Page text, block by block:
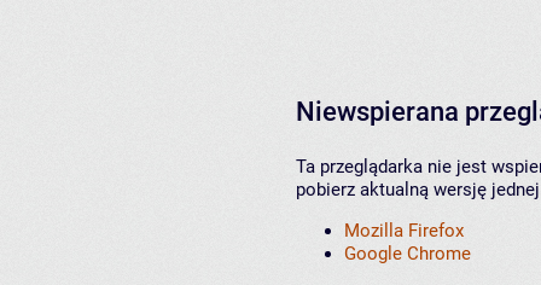
Niewspierana
Ta przeglądarka nie jest
pobierz aktualną wersję
Mozilla Firefox
Google Chrome